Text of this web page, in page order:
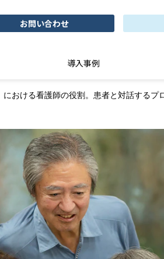
お問い合わせ
導入事例
おける看護師の役割。患者と対話するプ